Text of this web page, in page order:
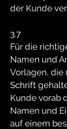
der Kunde
3.7
Für die
Namen und
Vorlagen, die
Schrift
Kunde vorab
Namen und
auf einem